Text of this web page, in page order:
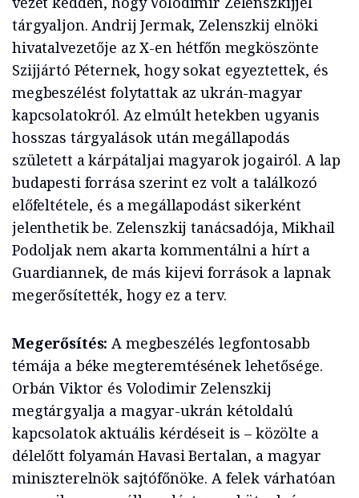
tárgyaljon. Andrij Jermak, Zelenszkij elnöki
hivatalvezetője az X-en hétfőn megköszönte
Szijjártó Péternek, hogy sokat egyeztettek, és
megbeszélést folytattak az ukrán-magyar
kapcsolatokról. Az elmúlt hetekben ugyanis
hosszas tárgyalások után megállapodás
született a kárpátaljai magyarok jogairól. A lap
budapesti forrása szerint ez volt a találkozó
előfeltétele, és a megállapodást sikerként
jelenthetik be. Zelenszkij tanácsadója, Mikhail
Podoljak nem akarta kommentálni a hírt a
Guardiannek, de más kijevi források a lapnak
megerősítették, hogy ez a terv.
Megerősítés:A megbeszélés legfontosabb
témája a béke megteremtésének lehetősége.
Orbán Viktor és Volodimir Zelenszkij
megtárgyalja a magyar-ukrán kétoldalú
kapcsolatok aktuális kérdéseit is – közölte a
délelőtt folyamán Havasi Bertalan, a magyar
miniszterelnök sajtófőnöke. A felek várhatóan